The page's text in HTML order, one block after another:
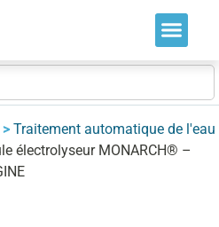
> Traitement automatique de l'eau
électrolyseur MONARCH® –